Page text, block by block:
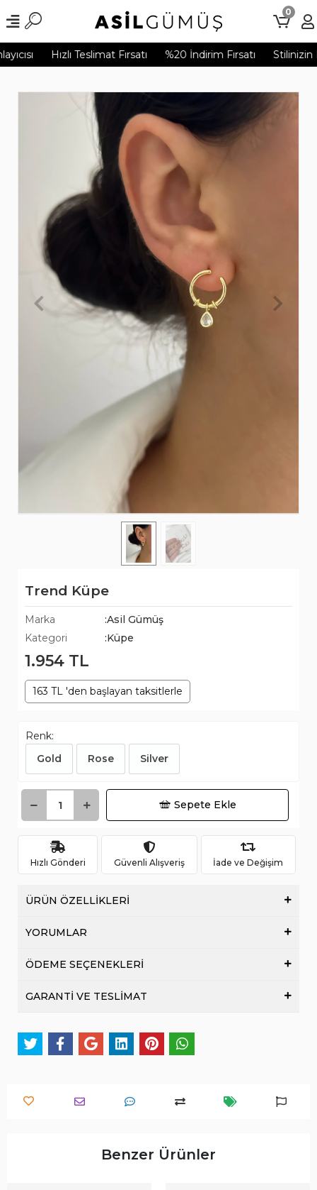
Hızlı Teslimat Fırsatı %20 İndirim Fırsatı Stilinizin
0
Trend Küpe
Marka
:Asil Gümüş
Kategori
:Küpe
1.954 TL
163 TL 'den başlayan taksitlerle
Renk:
Gold
Rose Silver
Sepete Ekle
Hızlı Gönderi Güvenli Alışveriş İade ve Değişim
ÜRÜN ÖZELLİKLERİ
YORUMLAR
ÖDEME SEÇENEKLERİ
GARANTİ VE TESLİMAT
Benzer Ürünler